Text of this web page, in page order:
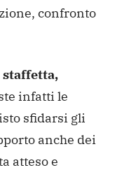
confronto
staffetta,
infatti le
sfidarsi gli
anche dei
atteso e